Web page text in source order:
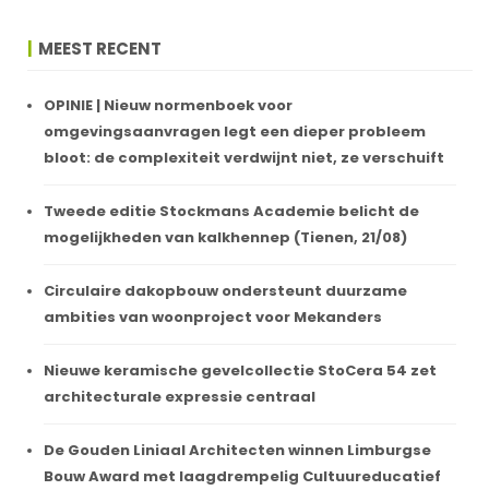
MEEST RECENT
OPINIE | Nieuw normenboek voor
omgevingsaanvragen legt een dieper probleem
bloot: de complexiteit verdwijnt niet, ze verschuift
Tweede editie Stockmans Academie belicht de
mogelijkheden van kalkhennep (Tienen, 21/08)
Circulaire dakopbouw ondersteunt duurzame
ambities van woonproject voor Mekanders
Nieuwe keramische gevelcollectie StoCera 54 zet
architecturale expressie centraal
De Gouden Liniaal Architecten winnen Limburgse
Bouw Award met laagdrempelig Cultuureducatief